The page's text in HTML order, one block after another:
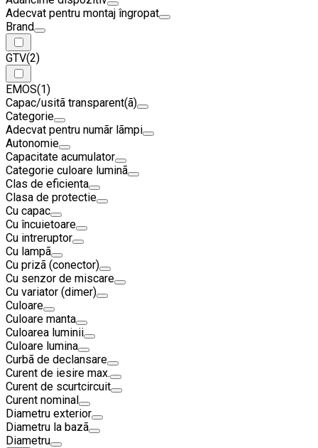
Adecvat pentru montaj îngropat
Brand
GTV(2)
EMOS(1)
Capac/usitã transparent(ã)
Categorie
Adecvat pentru numãr lãmpi
Autonomie
Capacitate acumulator
Categorie culoare luminã
Clas de eficienta
Clasa de protectie
Cu capac
Cu încuietoare
Cu intreruptor
Cu lampã
Cu prizã (conector)
Cu senzor de miscare
Cu variator (dimer)
Culoare
Culoare manta
Culoarea luminii
Culoare lumina
Curbã de declansare
Curent de iesire max.
Curent de scurtcircuit
Curent nominal
Diametru exterior
Diametru la bazã
Diametru